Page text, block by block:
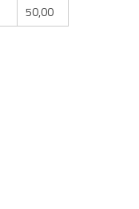
50,00